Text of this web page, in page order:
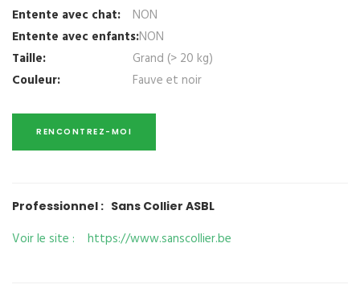
Entente avec chat:
NON
Entente avec enfants:NON
Taille:
Grand (> 20 kg)
Couleur:
Fauve et noir
Professionnel : Sans Collier ASBL
Voir le site : https://www.sanscollier.be